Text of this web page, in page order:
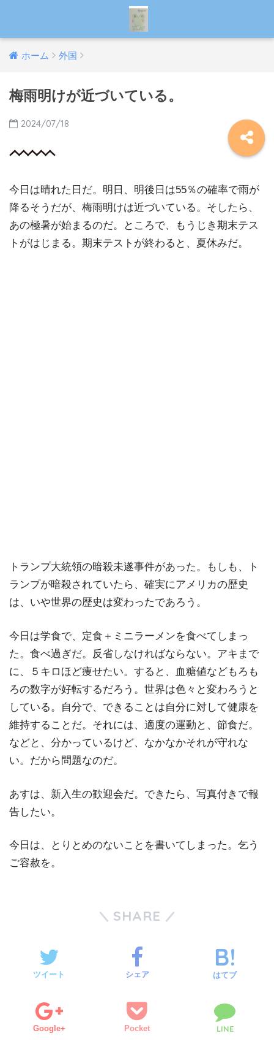
ホーム 外国
梅雨明けが近づいている。
2024/07/18
今日は晴れた日だ。明日、明後日は55％の確率で雨が
降るそうだが、梅雨明けは近づいている。そしたら、
あの極暑が始まるのだ。ところで、もうじき期末テス
トがはじまる。期末テストが終わると、夏休みだ。
トランプ大統領の暗殺未遂事件があった。もしも、ト
ランプが暗殺されていたら、確実にアメリカの歴史
は、いや世界の歴史は変わったであろう。
今日は学食で、定食＋ミニラーメンを食べてしまっ
た。食べ過ぎだ。反省しなければならない。アキまで
に、５キロほど痩せたい。すると、血糖値などもろも
ろの数字が好転するだろう。世界は色々と変わろうと
している。自分で、できることは自分に対して健康を
維持することだ。それには、適度の運動と、節食だ。
などと、分かっているけど、なかなかそれが守れな
い。だから問題なのだ。
あすは、新入生の歓迎会だ。できたら、写真付きで報
告したい。
今日は、とりとめのないことを書いてしまった。乞う
ご容赦を。
SHARE
ツイート シェア はてブ
Google+ Pocket LINE